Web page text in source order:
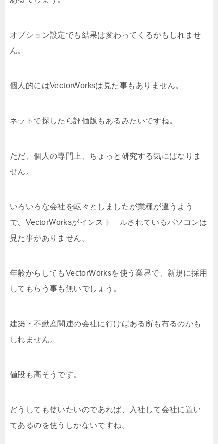
オプション設定でも結果は変わってくるかもしれませ
ん。
個人的にはVectorWorksは見た事もありません。
ネットで探したら評価版もあるみたいですね。
ただ、個人の専門上、ちょっと研究する気にはなりま
せん。
いろいろな会社を転々としましたが業種が違うよう
で、VectorWorksがインストールされているパソコンは
見た事がありません。
年齢からしてもVectorWorksを使う業界で、新規に採用
してもらう事も無いでしょう。
建築・不動産関連の会社に行けばある所も有るのかも
しれません。
値段も高そうです。
どうしても使いたいのであれば、入社して会社に置い
てあるのを使うしかないですね。